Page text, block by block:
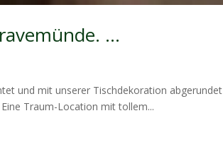
…
und mit unserer Tischdekoration abgerundet
Traum-Location mit tollem...